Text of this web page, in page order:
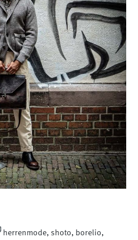
herrenmode, shoto, borelio,